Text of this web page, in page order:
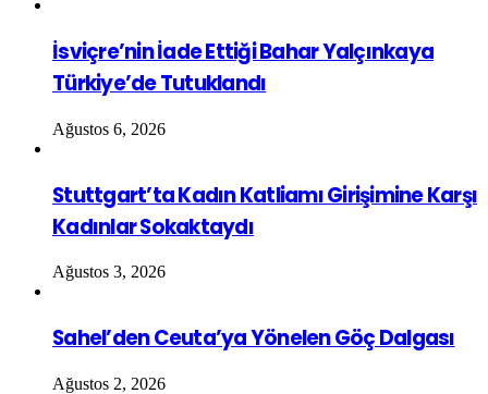
İsviçre’nin İade Ettiği Bahar Yalçınkaya
Türkiye’de Tutuklandı
Ağustos 6, 2026
Stuttgart’ta Kadın Katliamı Girişimine Karşı
Kadınlar Sokaktaydı
Ağustos 3, 2026
Sahel’den Ceuta’ya Yönelen Göç Dalgası
Ağustos 2, 2026